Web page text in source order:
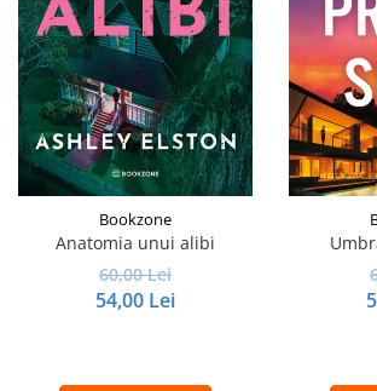
Bookzone
Anatomia unui alibi
60,00 Lei
54,00 Lei